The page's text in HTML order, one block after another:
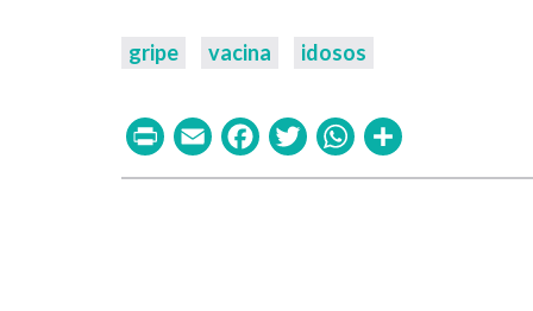
gripe vacina idosos
PrintEmailFacebook
TwitterWhatsApp